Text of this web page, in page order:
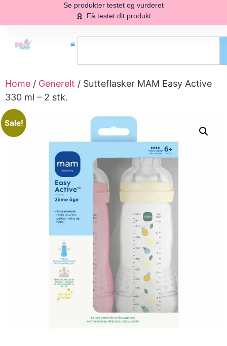
Se produkter testet og vurderet
Få testet dit produkt
Home / Generelt / Sutteflasker MAM Easy Active
330 ml – 2 stk.
Sale!